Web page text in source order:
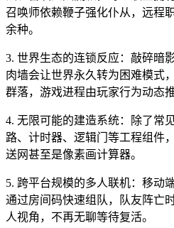
召唤师依赖鞭子强化仆从，远程
余种。
3. 世界生态的连锁反应：敲碎暗
肉墙会让世界永久转为困难模式
群落，游戏进程由玩家行为动态推
4. 无限可能的建造系统：除了常
路、计时器、逻辑门等工程组件
送网甚至是像素画计算器。
5. 跨平台规模的多人联机：移动
通过房间码快速组队，队友阵亡
人视角，不再无聊等待复活。